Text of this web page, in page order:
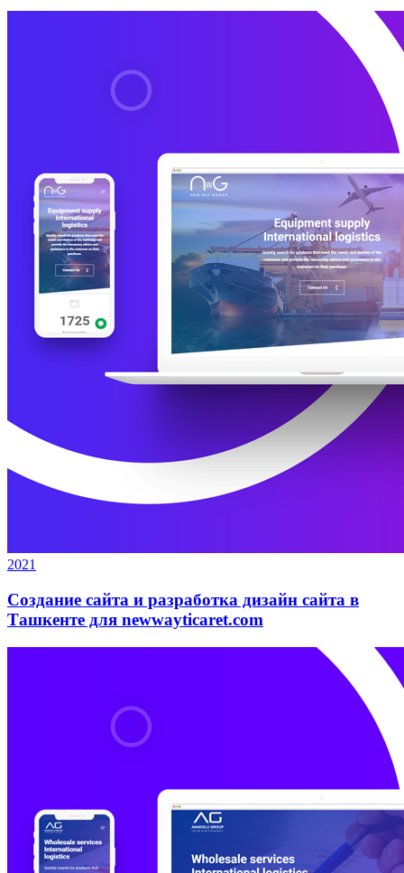
2021
Создание сайта и разработка дизайн сайта в
Ташкенте для newwayticaret.com